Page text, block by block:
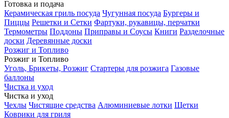
Готовка и подача
Керамическая гриль посуда Чугунная посуда Бургеры и
Пиццы Решетки и Сетки Фартуки, рукавицы, перчатки
Термометры Поддоны Приправы и Соусы Книги Разделочные
доски Деревянные доски
Розжиг и Топливо
Розжиг и Топливо
Уголь, Брикеты, Розжиг Стартеры для розжига Газовые
баллоны
Чистка и уход
Чистка и уход
Чехлы Чистящие средства Алюминиевые лотки Щетки
Коврики для гриля